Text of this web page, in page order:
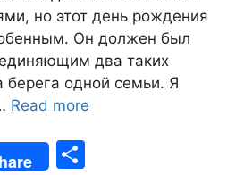
но этот день рождения
Он должен был
два таких
берега одной семьи. Я
Read more